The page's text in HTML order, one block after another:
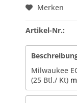
Merken
Artikel-Nr.:
Milwaukee
(25 Btl./ Kt)